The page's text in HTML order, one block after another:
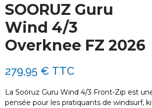
SOORUZ Guru
Wind 4/3
Overknee FZ 2026
279,95 € TTC
La Soöruz Guru Wind 4/3 Front-Zip est
pensée pour les pratiquants de windsurf,